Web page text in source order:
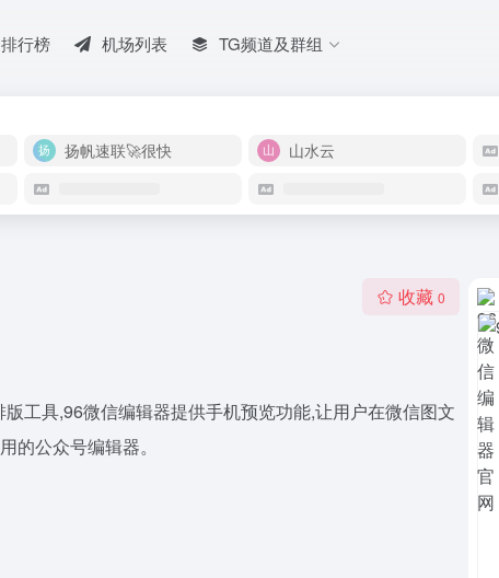
排行榜 机场列表 TG频道及群组
扬帆速联🚀很快
山水云
收藏 0
工具,96微信编辑器提供手机预览功能,让用户在微信图文
的公众号编辑器。